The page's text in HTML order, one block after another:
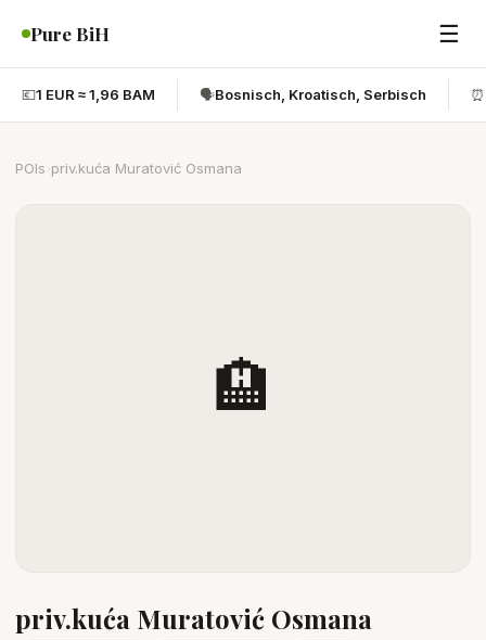
Pure BiH ☰
💶1 EUR ≈ 1,96 BAM 🗣️Bosnisch, Kroatisch, Serbisch ⏰
POIs priv.kuća Muratović Osmana
🏨
priv.kuća Muratović Osmana